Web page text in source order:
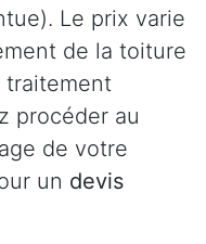
Le prix varie
de la toiture
traitement
procéder au
de votre
un devis